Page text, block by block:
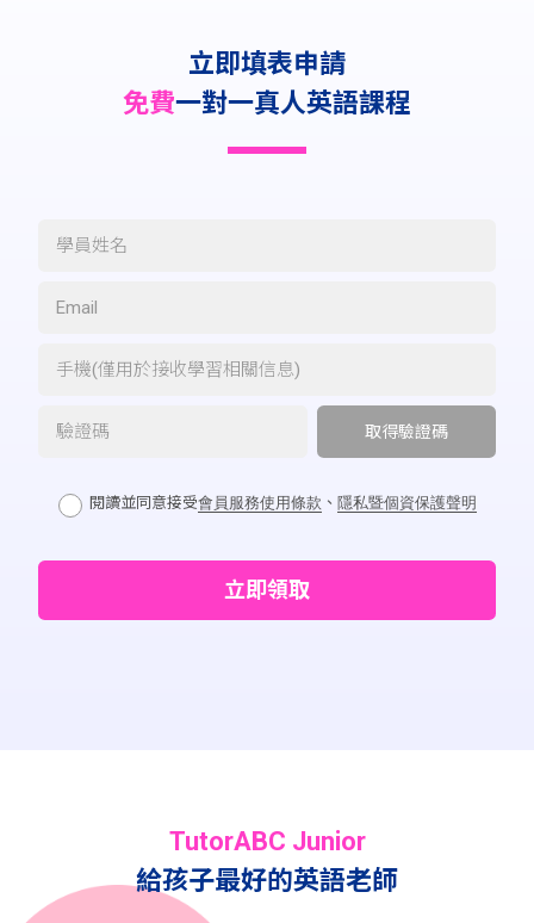
立即填表申請
免費一對一真人英語課程
閱讀並同意接受會員服務使用條款 、 隱私暨個資保護聲明
TutorABC Junior
給孩子最好的英語老師